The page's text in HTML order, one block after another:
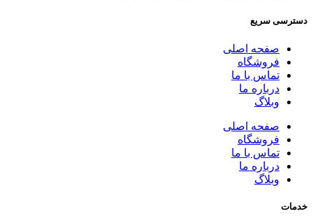
دسترسی سریع
صفحه اصلی
فروشگاه
تماس با ما
درباره ما
وبلاگ
صفحه اصلی
فروشگاه
تماس با ما
درباره ما
وبلاگ
خدمات